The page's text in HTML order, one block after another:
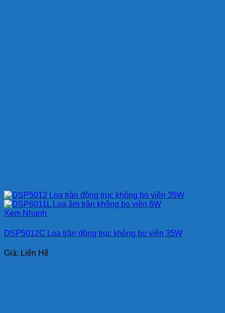
Xem Nhanh
DSP5012C Loa trần đồng trục không bo viền 35W
Giá: Liên Hệ